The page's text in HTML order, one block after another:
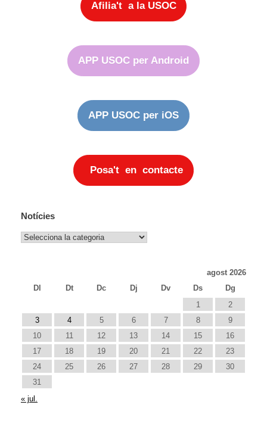
Afilia't a la USOC
APP USOC per Android
APP USOC per iOS
Posa't en contacte
Notícies
Notícies
agost 2026
Dl
Dt Dc Dj Dv Ds
Dg
1
2
3
4 5 6 7 8
9
10
11 12 13 14 15
16
17
18 19 20 21 22
23
24
25 26 27 28 29
30
31
« jul.